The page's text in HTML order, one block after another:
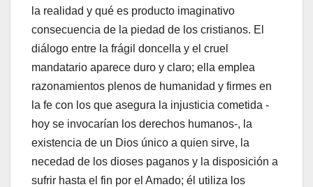
la realidad y qué es producto imaginativo
consecuencia de la piedad de los cristianos. El
diálogo entre la frágil doncella y el cruel
mandatario aparece duro y claro; ella emplea
razonamientos plenos de humanidad y firmes en
la fe con los que asegura la injusticia cometida -
hoy se invocarían los derechos humanos-, la
existencia de un Dios único a quien sirve, la
necedad de los dioses paganos y la disposición a
sufrir hasta el fin por el Amado; él utiliza los